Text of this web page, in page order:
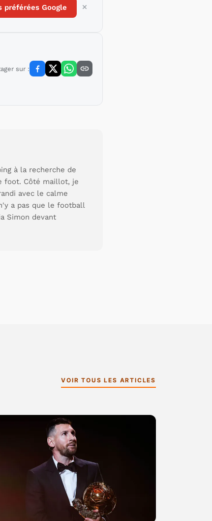
préférées Google
sur :
à la recherche de
foot. Côté maillot, je
avec le calme
a pas que le football
Simon devant
VOIR TOUS LES ARTICLES